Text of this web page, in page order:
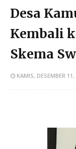
Desa
Kembali
Skema
KAMIS, DESEMBER